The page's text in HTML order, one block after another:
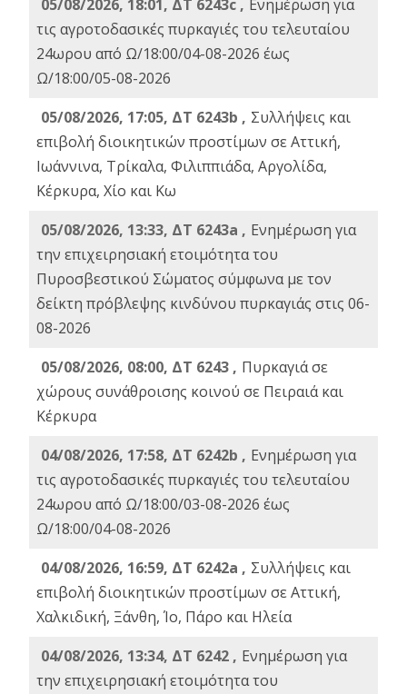
05/08/2026, 18:01, ΔΤ 6243c , Ενημέρωση για
τις αγροτοδασικές πυρκαγιές του τελευταίου
24ωρου από Ω/18:00/04-08-2026 έως
Ω/18:00/05-08-2026
05/08/2026, 17:05, ΔΤ 6243b , Συλλήψεις και
επιβολή διοικητικών προστίμων σε Αττική,
Ιωάννινα, Τρίκαλα, Φιλιππιάδα, Αργολίδα,
Κέρκυρα, Χίο και Κω
05/08/2026, 13:33, ΔΤ 6243a , Ενημέρωση για
την επιχειρησιακή ετοιμότητα του
Πυροσβεστικού Σώματος σύμφωνα με τον
δείκτη πρόβλεψης κινδύνου πυρκαγιάς στις 06-
08-2026
05/08/2026, 08:00, ΔΤ 6243 , Πυρκαγιά σε
χώρους συνάθροισης κοινού σε Πειραιά και
Κέρκυρα
04/08/2026, 17:58, ΔΤ 6242b , Ενημέρωση για
τις αγροτοδασικές πυρκαγιές του τελευταίου
24ωρου από Ω/18:00/03-08-2026 έως
Ω/18:00/04-08-2026
04/08/2026, 16:59, ΔΤ 6242a , Συλλήψεις και
επιβολή διοικητικών προστίμων σε Αττική,
Χαλκιδική, Ξάνθη, Ίο, Πάρο και Ηλεία
04/08/2026, 13:34, ΔΤ 6242 , Ενημέρωση για
την επιχειρησιακή ετοιμότητα του